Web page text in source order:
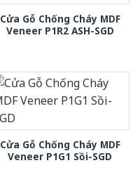
Cửa Gỗ Chống Cháy MDF
Veneer P1R2 ASH-SGD
Cửa Gỗ Chống Cháy MDF
Veneer P1G1 Sồi-SGD